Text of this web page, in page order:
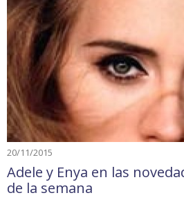
20/11/2015
Adele y Enya en las
de la semana